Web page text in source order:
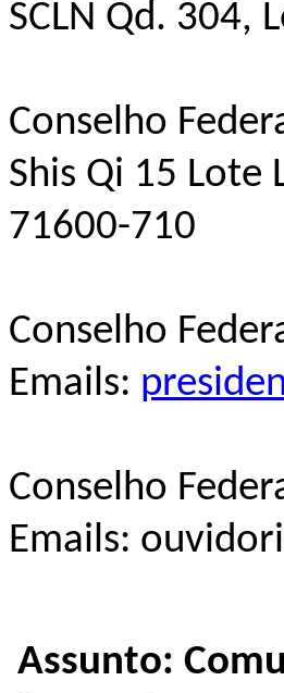
SCLN Qd. 304,
Conselho
Shis Qi 15 Lote
71600-710
Conselho
Emails:
Conselho
Emails:
Assunto: